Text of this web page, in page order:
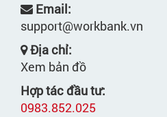
Email:
support@workbank.vn
Địa chỉ:
Xem bản đồ
Hợp tác đầu tư:
0983.852.025